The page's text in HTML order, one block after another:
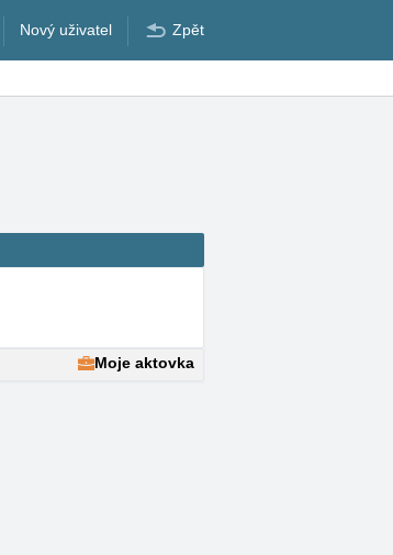
Nový uživatel Zpět
Moje aktovka